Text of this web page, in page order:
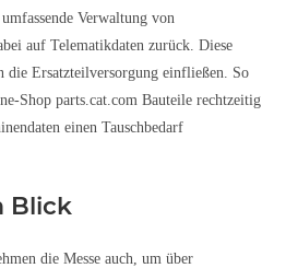
Verwaltung von
auf Telematikdaten zurück. Diese
die Ersatzteilversorgung einfließen. So
Shop parts.cat.com Bauteile rechtzeitig
einen Tauschbedarf
Blick
die Messe auch, um über